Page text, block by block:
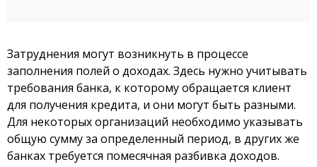
Затруднения могут возникнуть в процессе
заполнения полей о доходах. Здесь нужно учитывать
требования банка, к которому обращается клиент
для получения кредита, и они могут быть разными.
Для некоторых организаций необходимо указывать
общую сумму за определенный период, в других же
банках требуется помесячная разбивка доходов.